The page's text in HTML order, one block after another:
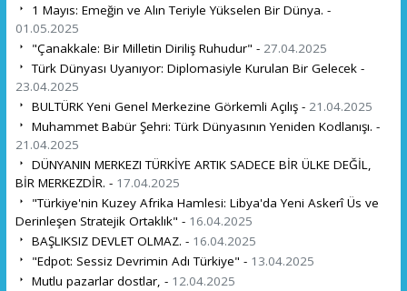
1 Mayıs: Emeğin ve Alın Teriyle Yükselen Bir Dünya. -
01.05.2025
"Çanakkale: Bir Milletin Diriliş Ruhudur" - 27.04.2025
Türk Dünyası Uyanıyor: Diplomasiyle Kurulan Bir Gelecek -
23.04.2025
BULTÜRK Yeni Genel Merkezine Görkemli Açılış - 21.04.2025
Muhammet Babür Şehri: Türk Dünyasının Yeniden Kodlanışı. -
21.04.2025
DÜNYANIN MERKEZI TÜRKİYE ARTIK SADECE BİR ÜLKE DEĞİL,
BİR MERKEZDİR. - 17.04.2025
"Türkiye'nin Kuzey Afrika Hamlesi: Libya'da Yeni Askerî Üs ve
Derinleşen Stratejik Ortaklık" - 16.04.2025
BAŞLIKSIZ DEVLET OLMAZ. - 16.04.2025
"Edpot: Sessiz Devrimin Adı Türkiye" - 13.04.2025
Mutlu pazarlar dostlar, - 12.04.2025